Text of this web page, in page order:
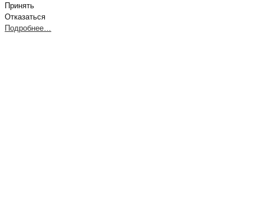
Принять
Отказаться
Подробнее…